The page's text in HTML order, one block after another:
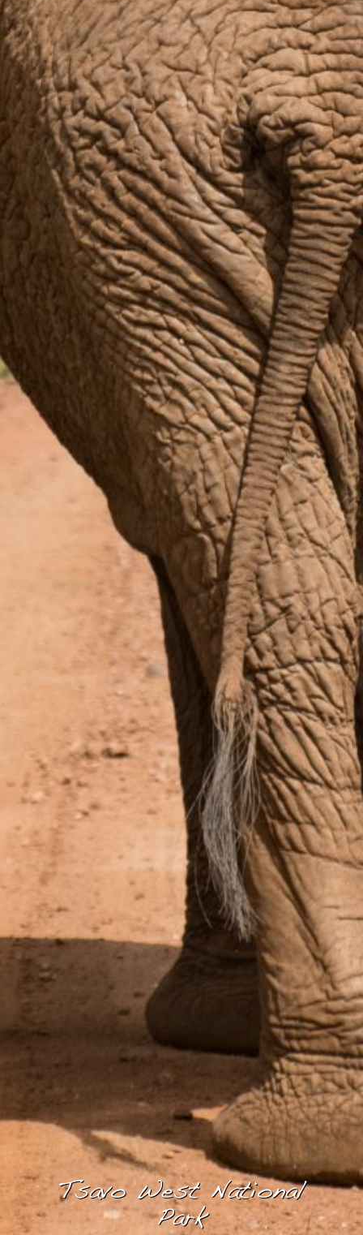
Tsavo West National
Park